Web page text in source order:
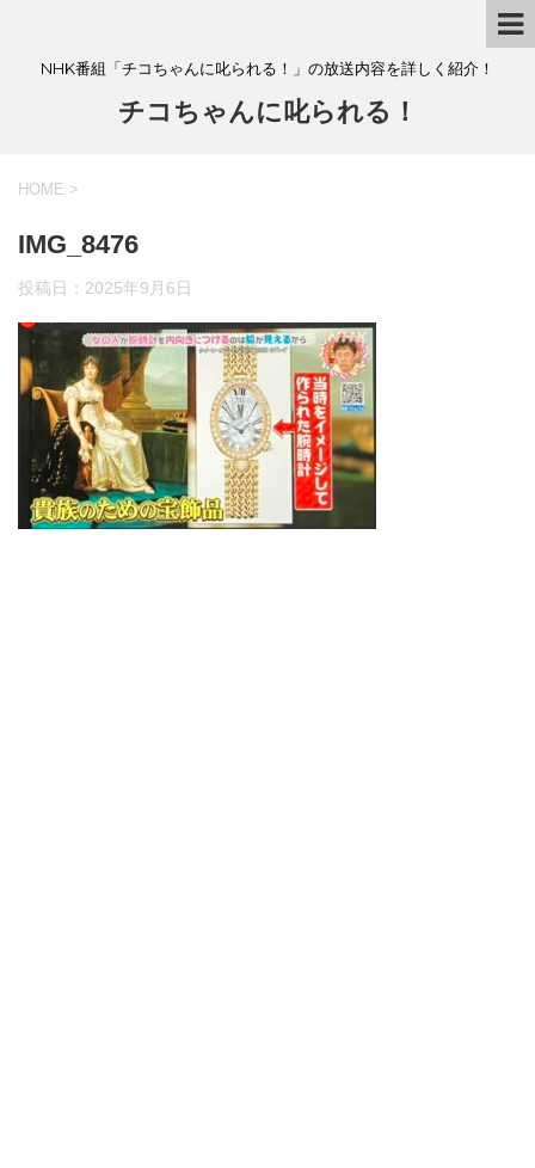
NHK番組「チコちゃんに叱られる！」の放送内容を詳しく紹介！
チコちゃんに叱られる！
HOME >
IMG_8476
投稿日： 2025年9月6日